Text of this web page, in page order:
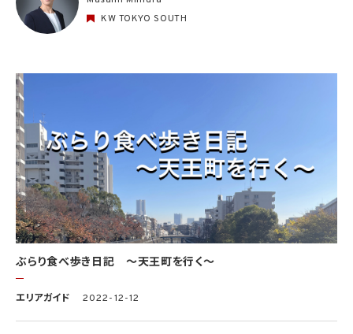
KW TOKYO SOUTH
ぶらり食べ歩き日記 〜天王町を行く〜
エリアガイド 2022-12-12